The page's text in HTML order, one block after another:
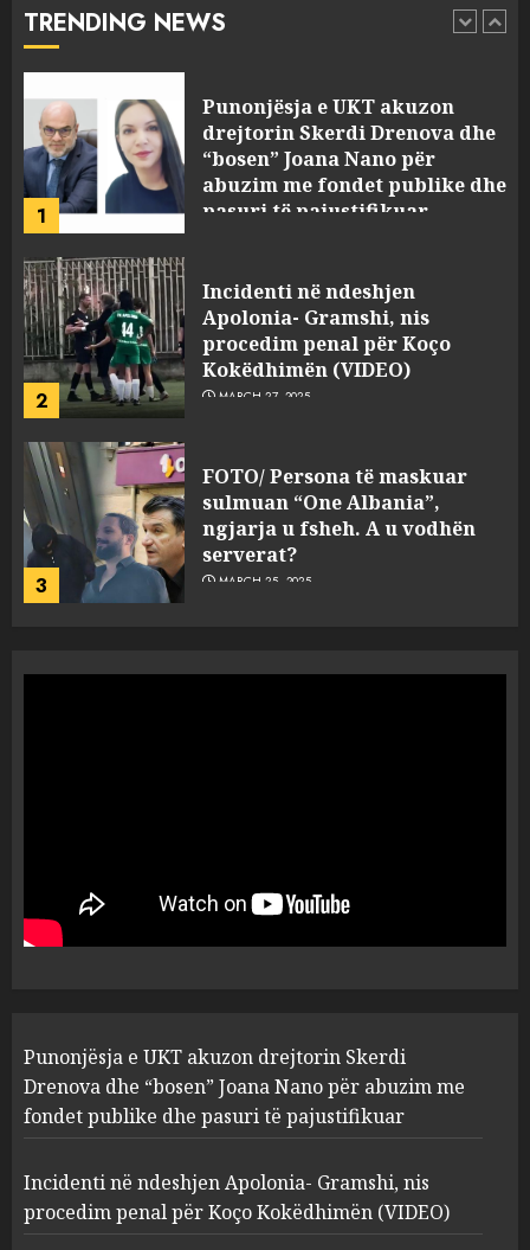
TRENDING NEWS
1
pasuri të pajustifikuar
2
Incidenti në ndeshjen
Apolonia- Gramshi, nis
procedim penal për Koço
Kokëdhimën (VIDEO)
MARCH 27, 2025
3
FOTO/ Persona të maskuar
sulmuan “One Albania”,
ngjarja u fsheh. A u vodhën
serverat?
MARCH 25, 2025
4
Prokuroria jep pretencën, ja
çfarë dënimi kërkon për
Mariela dhe Antonela
Berishën
MARCH 25, 2025
1
“bosen” Joana Nano për
abuzim me fondet publike dhe
pasuri të pajustifikuar
2
Apolonia- Gramshi, nis
procedim penal për Koço
Kokëdhimën (VIDEO)
MARCH 27, 2025
FOTO/ Persona të maskuar
sulmuan “One Albania”,
Punonjësja e UKT akuzon drejtorin Skerdi
Drenova dhe “bosen” Joana Nano për abuzim me
fondet publike dhe pasuri të pajustifikuar
Incidenti në ndeshjen Apolonia- Gramshi, nis
procedim penal për Koço Kokëdhimën (VIDEO)